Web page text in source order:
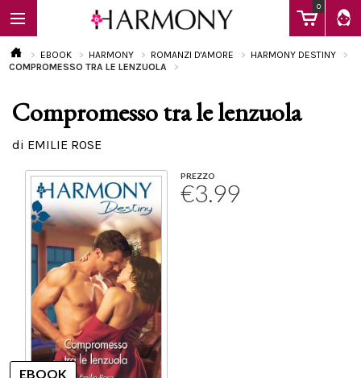
0
EBOOK
Calendario
EBOOK HARMONY ROMANZI D'AMORE
HARMONY DESTINY
COMPROMESSO TRA LE LENZUOLA
Compromesso tra le lenzuola
di EMILIE ROSE
PREZZO
€3.99